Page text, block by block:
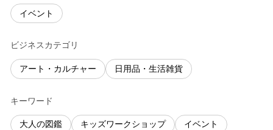
イベント
ビジネスカテゴリ
アート・カルチャー 日用品・生活雑貨
キーワード
大人の図鑑 キッズワークショップ イベント